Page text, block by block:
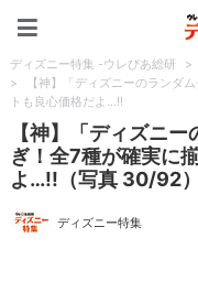
ディズニー特集 -ウレぴあ総研 >
>
【神】「ディズニーのランダ
トも良心価格だよ…!!
【神】「ディズニ
ぎ！全7種が確実に
よ…!!（写真 30/92）
ディズニー特集